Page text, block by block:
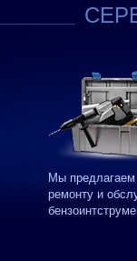
Мы
ремонту и